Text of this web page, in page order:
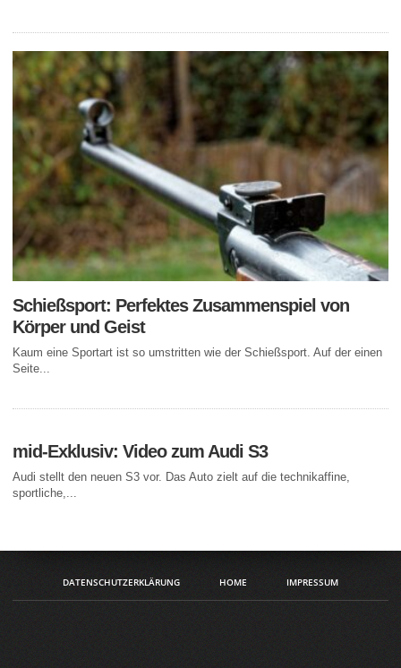
Schießsport: Perfektes Zusammenspiel von
Körper und Geist
Kaum eine Sportart ist so umstritten wie der Schießsport. Auf der einen
Seite...
mid-Exklusiv: Video zum Audi S3
Audi stellt den neuen S3 vor. Das Auto zielt auf die technikaffine,
sportliche,...
DATENSCHUTZERKLÄRUNG HOME IMPRESSUM